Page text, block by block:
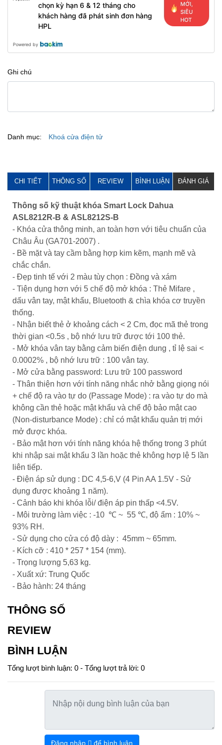
chọn kỳ hạn 6 & 12 tháng cho
khách hàng đã phát sinh đơn hàng
HPL
MỚI,
SIÊU
HOT
Powered by
Ghi chú
Danh mục: Khoá cửa điện tử
CHI TIẾT THÔNG SỐ REVIEW BÌNH LUẬN ĐÁNH GIÁ
Thông số kỹ thuật khóa Smart Lock Dahua
ASL8212R-B & ASL8212S-B
- Khóa cửa thông minh, an toàn hơn với tiêu chuẩn của
Châu Âu (GA701-2007) .
- Bề mặt và tay cầm bằng hợp kim kẽm, mạnh mẽ và
chắc chắn.
- Đẹp tinh tế với 2 màu tùy chọn : Đồng và xám
- Tiện dụng hơn với 5 chế độ mở khóa : Thẻ Mifare ,
dấu vân tay, mật khẩu, Bluetooth & chìa khóa cơ truyền
thống.
- Nhận biết thẻ ở khoảng cách < 2 Cm, đọc mã thẻ trong
thời gian <0.5s , bộ nhớ lưu trữ được tới 100 thẻ.
- Mở khóa vân tay bằng cảm biến điện dung , tỉ lệ sai <
0.0002% , bộ nhớ lưu trữ : 100 vân tay.
- Mở cửa bằng password: Lưu trữ 100 password
- Thân thiện hơn với tính năng nhắc nhở bằng giọng nói
+ chế độ ra vào tự do (Passage Mode) : ra vào tự do mà
không cần thẻ hoặc mật khẩu và chế độ bảo mật cao
(Non-disturbance Mode) : chỉ có mật khẩu quản trị mới
mở được khóa.
- Bảo mật hơn với tính năng khóa hệ thống trong 3 phút
khi nhập sai mật khẩu 3 lần hoặc thẻ không hợp lệ 5 lần
liên tiếp.
- Điện áp sử dụng : DC 4,5-6,V (4 Pin AA 1.5V - Sử
dụng được khoảng 1 năm).
- Cảnh báo khi khóa lỗi/ điện áp pin thấp <4.5V.
- Môi trường làm việc : -10 ℃ ~ 55 ℃, độ ẩm : 10% ~
93% RH.
- Sử dụng cho cửa có độ dày : 45mm ~ 65mm.
- Kích cỡ : 410 * 257 * 154 (mm).
- Trọng lượng 5,63 kg.
- Xuất xứ: Trung Quốc
- Bảo hành: 24 tháng
THÔNG SỐ
REVIEW
BÌNH LUẬN
Tổng lượt bình luận: 0 - Tổng lượt trả lời: 0
Đăng nhập để bình luận